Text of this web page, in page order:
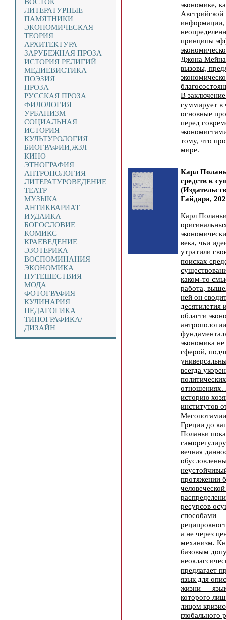
ЛИТЕРАТУРНЫЕ
ПАМЯТНИКИ
ЭКОНОМИЧЕСКАЯ
ТЕОРИЯ
АРХИТЕКТУРА
ЗАРУБЕЖНАЯ ПРОЗА
ИСТОРИЯ РЕЛИГИЙ
МЕДИЕВИСТИКА
ПОЭЗИЯ
ПРОЗА
РУССКАЯ ПРОЗА
ФИЛОЛОГИЯ
УРБАНИЗМ
СОЦИАЛЬНАЯ
ИСТОРИЯ
КУЛЬТУРОЛОГИЯ
БИОГРАФИИ,ЖЗЛ
КИНО
ЭТНОГРАФИЯ
АНТРОПОЛОГИЯ
ЛИТЕРАТУРОВЕДЕНИЕ
ТЕАТР
МУЗЫКА
АНТИКВАРИАТ
ИУДАИКА
БОГОСЛОВИЕ
КОМИКС
КРАЕВЕДЕНИЕ
ЭЗОТЕРИКА
ВОСПОМИНАНИЯ
ЭКОНОМИКА
ПУТЕШЕСТВИЯ
МОДА
ФОТОГРАФИЯ
КУЛИНАРИЯ
ПЕДАГОГИКА
ТИПОГРАФИКА/
ДИЗАЙН
экономике,
информации,
принципы
Джона
вызовы,
В
суммирует в
основные
перед
тому, что
мире.
Карл
средств к
Гайдара,
Карл
века, чьи
утратили
поисках
каком-то
работа,
ней он
десятилетия
области
экономика
сферой,
всегда
отношениях.
историю
институтов
Греции до
Поланьи
вечная
протяжении
ресурсов
способами —
а не через
механизм.
базовым
предлагает
язык для
жизни —
которого
лицом
глобального